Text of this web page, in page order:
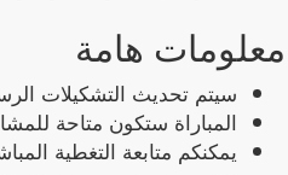
معلومات هامة
سيتم تحديث التشكيلات
المباراة ستكون متاحة
يمكنكم متابعة التغطية